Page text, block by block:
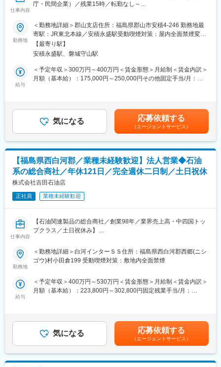
先端分野にも事業領域を拡大しています。当社は、総合アメニテ
や潤いといった心の癒しに応える塗料関連製品と技術を提供して
ゆきます。そのなかで我々が残すべきもの、伝えるべきもの、そ
して本当に必要なこれからを求め続けます。
変更の範囲：会社の定める業務
仕事内容
庁・民間企業）／残業15時／転勤なし～
お客様（官公庁／民間企業）に対し、提案、入札対応、見積もり
作成等をお任せいたします。
・お客様のニーズやインフラ計画のチェック
・社内外の調整や見積り作成・積算
・入札資料の作成、入札への参加
・施工管理、現場の立ち合い
・新規顧客開拓
■組織体制：
福島県内では営業は全体42名おります。
規模にもよりますが営業所は3名以上、支店だと8名以上の営業メ
■当社の特徴：
「日常を染めあげ様々な空間を彩り次世代に続くコミュニケーシ
ョンをひろげるということ」。当社は1946年4月に創業し、皆様
方のお引き立てにより2016年に創業70周年を迎えました。塗料の
販売からスタート致しましたが、現在は3つの事業本部に分かれ、
販売事業本部では塗料・化成品・電子材料・設備機器の販売、各
種メンテナンス、建設事業本部では交通安全施設工事、塗装・防
水・防食各種工事請負等、製造事業本部では塗料の調色を展開
し、あらゆるニーズに対応しています。流通業者から高付加価値
志向の情報技術商社を目指すだけではなく、あらゆる先端分野に
ーとして、無限に広がる色彩の可能性を軸に、快適性や潤いとい
った心の癒しに応える塗料関連製品と技術を提供してゆきます。
必要なこれからを求め続けます。
勤務地
＜勤務地詳細＞郡山支店住所：福島県郡山市安積4-246 勤務地最
寄駅：JR東北本線／安積永盛駅受動喫煙対策：屋内全面禁煙変更
の範囲：会社の定める事業所
【最寄り駅】
安積永盛駅、磐城守山駅
給与
＜予定年収＞300万円～400万円＜賃金形態＞月給制＜賃金内訳＞
月額（基本給）：175,000円～250,000円その他固定手当/月：
手当＞有＜給与補足＞※年齢、経験等を考慮したうえで条件提示致
します。■賞与：年2回 2.3ヶ月分（前年度実績）■昇給：年1回
賃金はあくまでも目安の金額であり、選考を通じて上下する可能
性があります。月給(月額)は固定手当を含めた表記です。
気になる 応募依頼する
（エージェントサービス）
【福島県西白河郡／業種未経験歓迎】法人営業◆石油
系の総合商社／年休121日／完全週休二日制／土日祝休
株式会社吉田石油店
正社員 業種未経験歓迎
仕事内容
【石油関連製品の総合商社／創業98年／業界売上高・中四国トッ
プクラス／土日祝休み】
■概要：
物流全体の9割にものぼると言われているトラック輸送。
は中四国トップの実績を誇ります！
＜具体的には＞
・既存法人顧客との価格交渉、利用促進
・まだお取引のない顧客との新規契約
※提案例
勤務地
＜勤務地詳細＞白河インターＳＳ住所：福島県西白河郡西郷(ニシ
ゴウ)村小田倉199 受動喫煙対策：敷地内全面禁煙
給与
＜予定年収＞400万円～530万円＜賃金形態＞月給制＜賃金内訳＞
月額（基本給）：223,800円～302,800円固定残業手当/月：
経験・能力を考慮の上、実力に見合った評価で決定します。■月給
（一律営業手当含む）＋各種手当＋報奨金（当社規定による）
【月収例】■30万円/27歳（内訳：月給28万円+諸手当）■33万
円/31歳（内訳：月給30万円+諸手当）賃金はあくまでも目安の金
額であり、選考を通じて上下する可能性があります。月給(月額)は
気になる 応募依頼する
（エージェントサービス）